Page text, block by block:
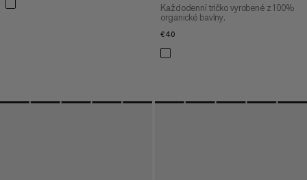
Každodenní tričko vyrobené z 100%
organické bavlny.
€40